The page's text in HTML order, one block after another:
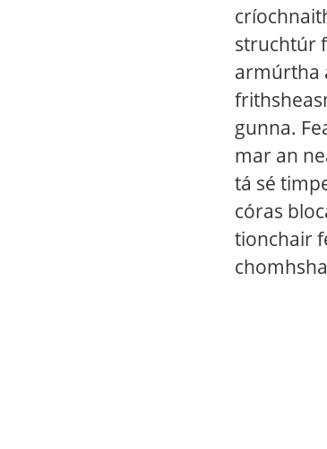
struchtúr
armúrtha
gunna.
mar an
tá sé
córas
tionchair